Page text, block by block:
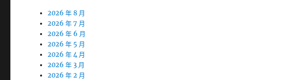
2026 年 8 月
2026 年 7 月
2026 年 6 月
2026 年 5 月
2026 年 4 月
2026 年 3 月
2026 年 2 月